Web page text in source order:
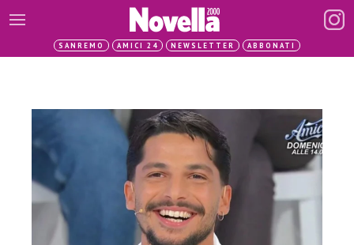
SANREMO AMICI 24 NEWSLETTER ABBONATI